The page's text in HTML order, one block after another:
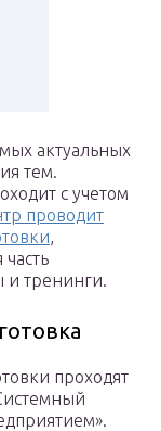
актуальных
тем.
с учетом
проводит
,
и тренинги.
проходят